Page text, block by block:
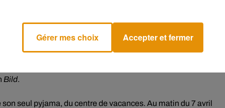
un avis de recherche, il a été condamné l'année suivante à la
les meurtres de trois garçons de huit, neuf et treize ans, entre
contact avec ses victimes. Il avait enlevé ces trois garçons
de Brême avant de les tuer. Il a également été reconnu
Bild.
seul pyjama, du centre de vacances. Au matin du 7 avril
Gérer mes choix Accepter et fermer